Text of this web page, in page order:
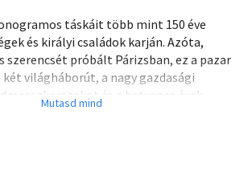
táskáit több mint 150 éve
és királyi családok karján. Azóta,
szerencsét próbált Párizsban, ez a pazar
világháborút, a nagy gazdasági
és a hatvanas évek